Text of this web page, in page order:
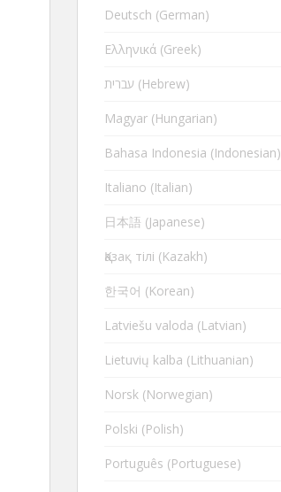
Deutsch (German)
Ελληνικά (Greek)
עברית (Hebrew)
Magyar (Hungarian)
Bahasa Indonesia (Indonesian)
Italiano (Italian)
日本語 (Japanese)
Қазақ тілі (Kazakh)
한국어 (Korean)
Latviešu valoda (Latvian)
Lietuvių kalba (Lithuanian)
Norsk (Norwegian)
Polski (Polish)
Português (Portuguese)